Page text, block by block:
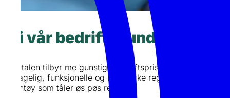
Bli vår bedriftskunde
I portalen tilbyr me gunstige bedriftsprisar på vårt
behagelig, funksjonelle og slitesterke regntøy for vaksne.
Regntøy som tåler øs pøs regnvêr!